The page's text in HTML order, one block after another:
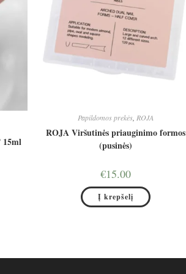
15ml
Papildomos prekės, ROJA
ROJA Viršutinės priauginimo formos
(pusinės)
€15.00
Į krepšelį